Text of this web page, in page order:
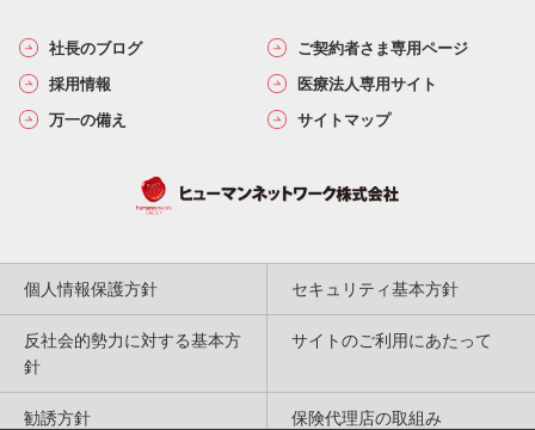
社長のブログ
ご契約者さま専用ページ
採用情報
医療法人専用サイト
万一の備え
サイトマップ
個人情報保護方針 セキュリティ基本方針
反社会的勢力に対する基本方
針
サイトのご利用にあたって
勧誘方針 保険代理店の取組み